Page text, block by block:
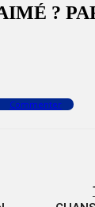
?
Commenter